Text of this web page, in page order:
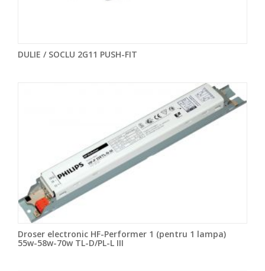
DULIE / SOCLU 2G11 PUSH-FIT
Droser electronic HF-Performer 1 (pentru 1 lampa)
55w-58w-70w TL-D/PL-L III